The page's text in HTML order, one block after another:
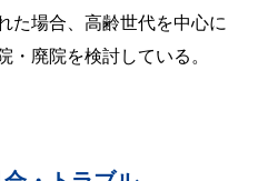
た場合、高齢世代を中心に
・廃院を検討している。